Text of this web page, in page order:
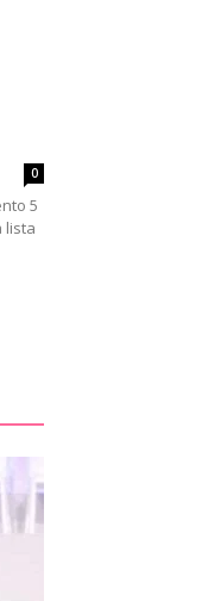
0
5
lista